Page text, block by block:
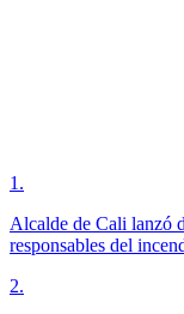
1 .
Alcalde de Cali lanzó
responsables del
2.